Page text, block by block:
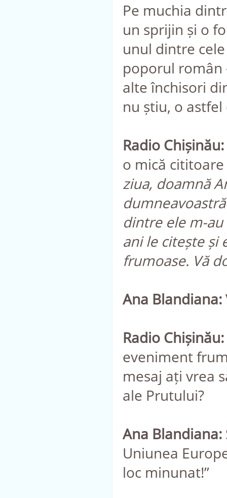
Pe muchia
un sprijin și o
unul dintre
poporul
alte închisori
nu știu, o
Radio Chișinău:
o mică
ziua, doamnă
dintre ele m-
ani le citește și
frumoase. Vă
Ana Blandiana:
Radio Chișinău:
eveniment
mesaj ați vrea
ale Prutului?
Ana Blandiana:
Uniunea
loc minunat!”